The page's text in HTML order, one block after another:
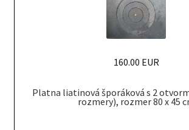
Platna liatinová šporáková s 2
rozmery), rozmer 80 x 45
160.00 EUR